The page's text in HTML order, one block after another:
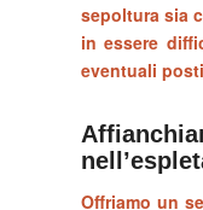
sepoltura sia
in essere
eventuali
Offriamo un